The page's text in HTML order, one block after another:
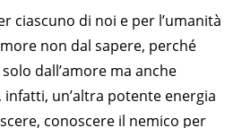
ciascuno di noi e per l’umanità
non dal sapere, perché
dall’amore ma anche
infatti, un’altra potente energia
conoscere il nemico per